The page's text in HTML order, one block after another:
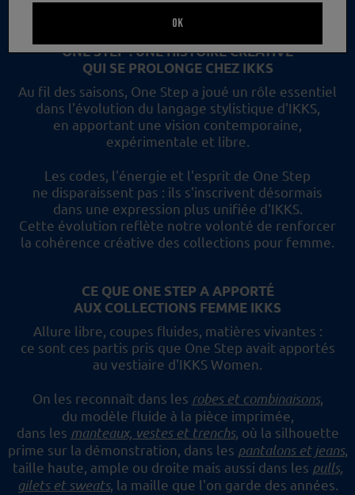
ONE STEP : UNE HISTOIRE CRÉATIVE
QUI SE PROLONGE CHEZ IKKS
Au fil des saisons, One Step a joué un rôle essentiel
dans l'évolution du langage stylistique d'IKKS,
en apportant une vision contemporaine,
expérimentale et libre.
Les codes, l'énergie et l'esprit de One Step
ne disparaissent pas : ils s'inscrivent désormais
dans une expression plus unifiée d'IKKS.
Cette évolution reflète notre volonté de renforcer
la cohérence créative des collections pour femme.
CE QUE ONE STEP A APPORTÉ
AUX COLLECTIONS FEMME IKKS
Allure libre, coupes fluides, matières vivantes :
ce sont ces partis pris que One Step avait apportés
au vestiaire d'IKKS Women.
On les reconnaît dans les robes et combinaisons,
du modèle fluide à la pièce imprimée,
dans les manteaux, vestes et trenchs, où la silhouette
prime sur la démonstration, dans les pantalons et jeans,
taille haute, ample ou droite mais aussi dans les pulls,
gilets et sweats, la maille que l'on garde des années.
OK